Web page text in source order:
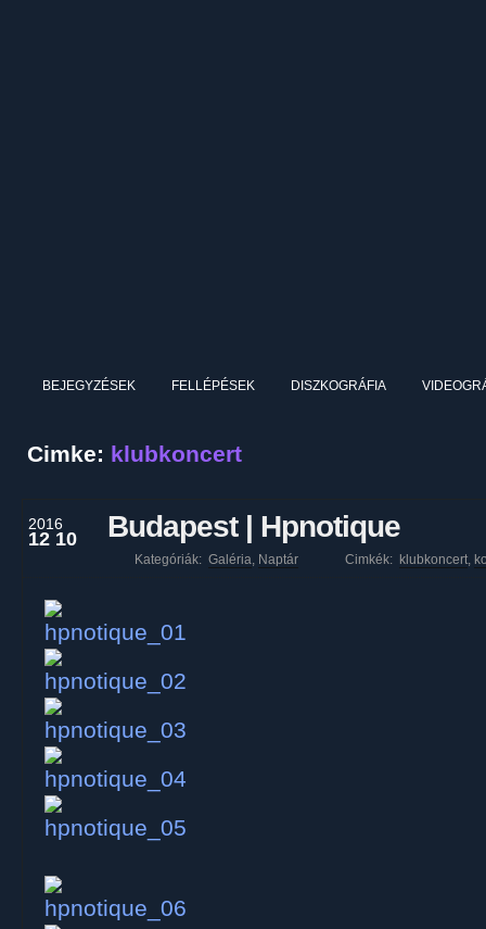
BEJEGYZÉSEK FELLÉPÉSEK DISZKOGRÁFIA
Cimke: klubkoncert
2016
12 10 Budapest | Hpnotique
Kategóriák: Galéria, Naptár Cimkék: klubkoncert,